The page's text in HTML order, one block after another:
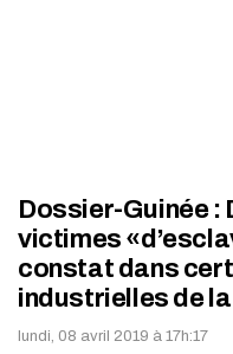
Dossier-Guinée :
victimes
constat dans
industrielles de
lundi, 08 avril 2019 à 17h:17